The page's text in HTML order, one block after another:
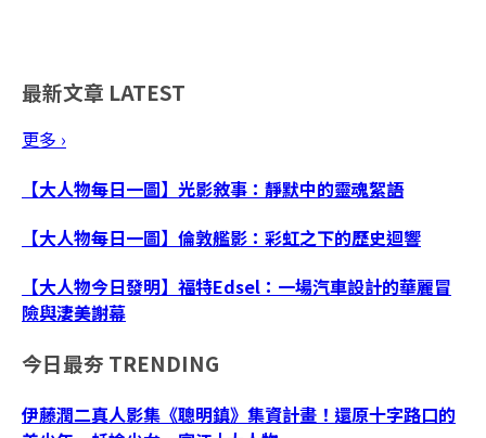
最新文章 LATEST
更多 ›
【大人物每日一圖】光影敘事：靜默中的靈魂絮語
【大人物每日一圖】倫敦艦影：彩虹之下的歷史迴響
【大人物今日發明】福特Edsel：一場汽車設計的華麗冒
險與淒美謝幕
今日最夯 TRENDING
伊藤潤二真人影集《聰明鎮》集資計畫！還原十字路口的